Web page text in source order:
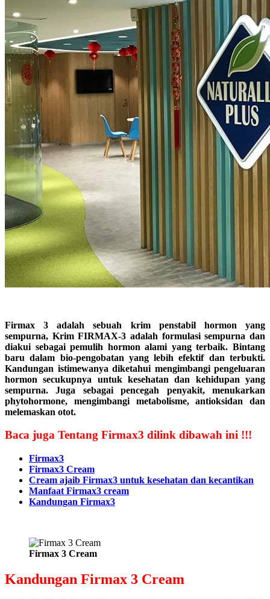
Firmax 3 adalah sebuah krim penstabil hormon yang
sempurna, Krim FIRMAX-3 adalah formulasi sempurna dan
diakui sebagai pemulih hormon alami yang terbaik. Bintang
baru dalam bio-pengobatan yang lebih efektif dan terbukti.
Kandungan istimewanya diketahui mengimbangi pengeluaran
hormon secukupnya untuk kesehatan dan kehidupan yang
sempurna. Juga sebagai pencegah penyakit, menukarkan
phytohormone, mengimbangi metabolisme, antioksidan dan
melemaskan otot.
Baca juga Tentang Firmax3 dilink dibawah ini !!!
Firmax3
Firmax3 Cream
Cream ajaib Firmax3 untuk kesehatan dan kecantikan
Manfaat Firmax3 cream
Kandungan Firmax3
Firmax 3 Cream
Kandungan Firmax 3 Cream